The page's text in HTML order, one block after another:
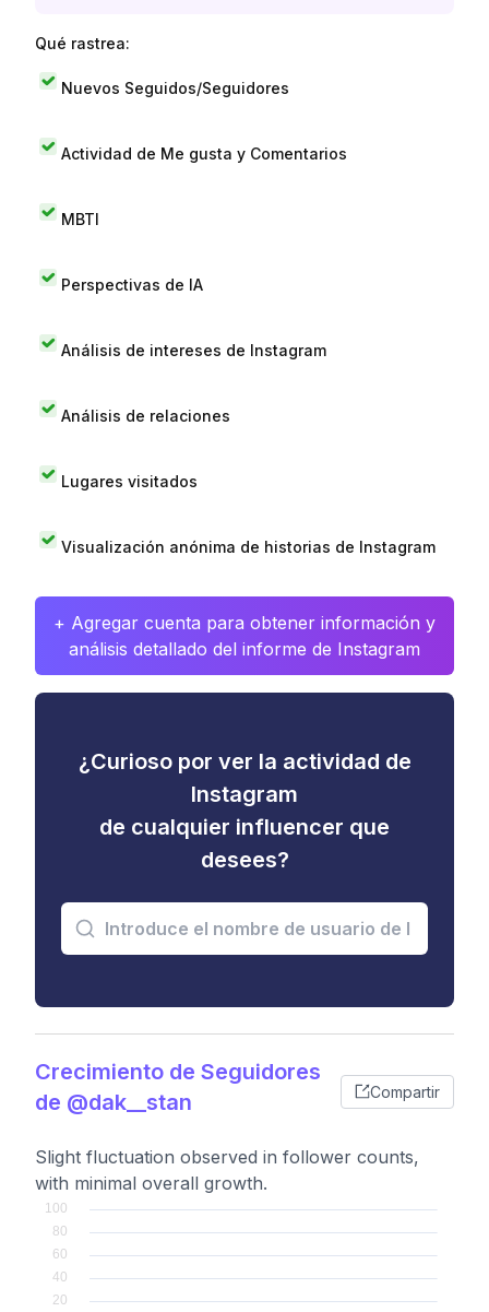
Qué rastrea:
Nuevos Seguidos/Seguidores
Actividad de Me gusta y Comentarios
MBTI
Perspectivas de IA
Análisis de intereses de Instagram
Análisis de relaciones
Lugares visitados
Visualización anónima de historias de Instagram
+ Agregar cuenta para obtener información y
análisis detallado del informe de Instagram
¿Curioso por ver la actividad de
Instagram
de cualquier influencer que
desees?
Crecimiento de Seguidores
de @dak__stan
Compartir
Slight fluctuation observed in follower counts,
with minimal overall growth.